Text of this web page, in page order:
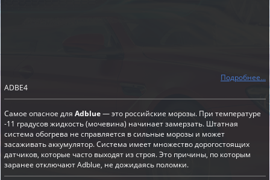
Подробнее...
ADBE4
Самое опасное для Adblue— это российские морозы. При температуре
-11 градусов жидкость (мочевина) начинает замерзать. Штатная
система обогрева не справляется в сильные морозы и может
засаживать аккумулятор. Система имеет множество дорогостоящих
датчиков, которые часто выходят из строя. Это причины, по которым
заранее отключают Adblue, не дожидаясь поломки.